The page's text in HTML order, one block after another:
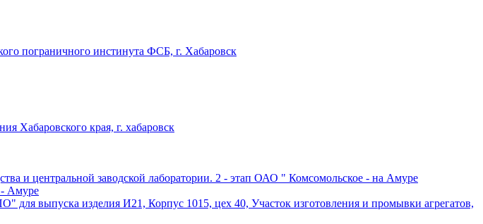
пограничного инстинута ФСБ, г. Хабаровск
Хабаровского края, г. хабаровск
и центральной заводской лаборатории. 2 - этап ОАО " Комсомольское - на Амуре
- Амуре
выпуска изделия И21, Корпус 1015, цех 40, Участок изготовления и промывки агрегатов,